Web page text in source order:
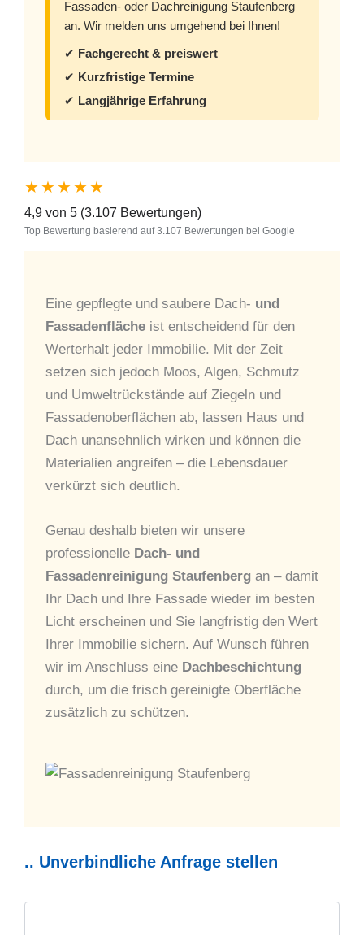
Fassaden- oder Dachreinigung Staufenberg
an. Wir melden uns umgehend bei Ihnen!
✔ Fachgerecht & preiswert
✔ Kurzfristige Termine
✔ Langjährige Erfahrung
★★★★★
4,9 von 5 (3.107 Bewertungen)
Top Bewertung basierend auf 3.107 Bewertungen bei Google
Eine gepflegte und saubere Dach- und
Fassadenflächeist entscheidend für den
Werterhalt jeder Immobilie. Mit der Zeit
setzen sich jedoch Moos, Algen, Schmutz
und Umweltrückstände auf Ziegeln und
Fassadenoberflächen ab, lassen Haus und
Dach unansehnlich wirken und können die
Materialien angreifen – die Lebensdauer
verkürzt sich deutlich.
Genau deshalb bieten wir unsere
professionelle Dach- und
Fassadenreinigung Staufenbergan – damit
Ihr Dach und Ihre Fassade wieder im besten
Licht erscheinen und Sie langfristig den Wert
Ihrer Immobilie sichern. Auf Wunsch führen
wir im Anschluss eine Dachbeschichtung
durch, um die frisch gereinigte Oberfläche
zusätzlich zu schützen.
.. Unverbindliche Anfrage stellen